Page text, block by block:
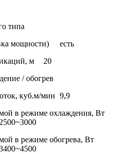
типа
мощности)
есть
м
20
/ обогрев
куб.м/мин 9,9
в режиме охлаждения, Вт
в режиме обогрева, Вт